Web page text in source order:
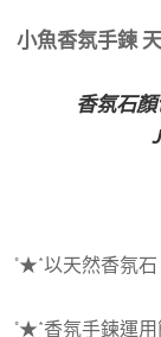
小魚香氛手鍊
香氛石
°★*以天然香氛
°★*香氛手鍊運